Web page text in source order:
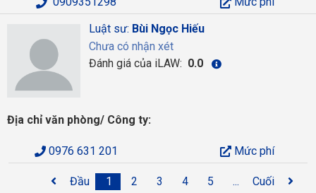
Luật sư: Bùi Ngọc Hiếu
Chưa có nhận xét
Đánh giá của iLAW: 0.0
Địa chỉ văn phòng/ Công ty:
0976 631 201 Mức phí
Đầu 1 2 3 4 5 ... Cuối